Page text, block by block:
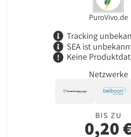
PuroVivo.de
Tracking
SEA ist
Keine
Netzwerke
BIS ZU
0,20